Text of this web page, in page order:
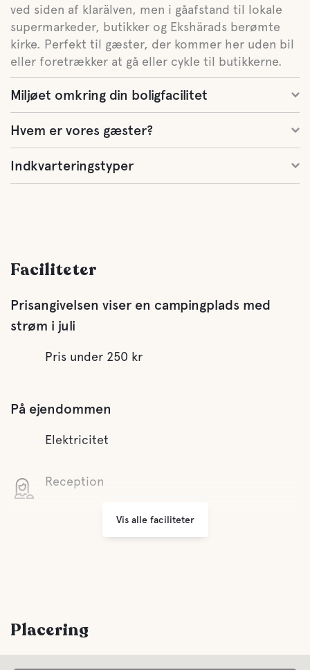
ved siden af klarälven, men i gåafstand til lokale
supermarkeder, butikker og Ekshärads berømte
kirke. Perfekt til gæster, der kommer her uden bil
eller foretrækker at gå eller cykle til butikkerne.
Miljøet omkring din boligfacilitet
Hvem er vores gæster?
Indkvarteringstyper
Faciliteter
Prisangivelsen viser en campingplads med
strøm i juli
Pris under 250 kr
På ejendommen
Elektricitet
Reception
Vis alle faciliteter
Placering